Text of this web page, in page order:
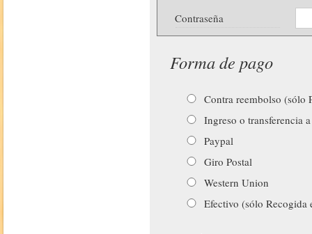
Contraseña
Forma de pago
Contra reembolso (sólo
Ingreso o transferencia
Paypal
Giro Postal
Western Union
Efectivo (sólo Recogida